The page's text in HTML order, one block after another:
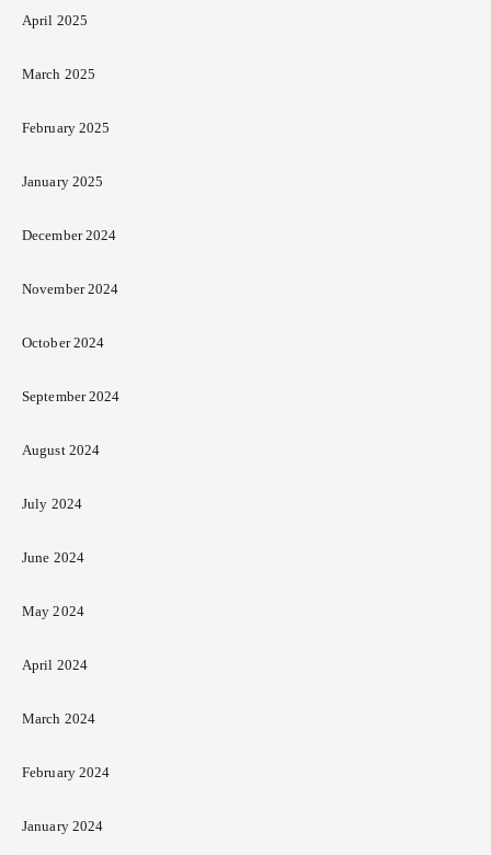
April 2025
March 2025
February 2025
January 2025
December 2024
November 2024
October 2024
September 2024
August 2024
July 2024
June 2024
May 2024
April 2024
March 2024
February 2024
January 2024